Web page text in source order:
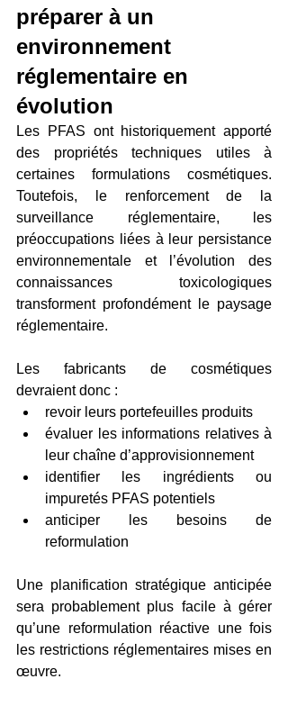
préparer à un
environnement
réglementaire en
évolution
Les PFAS ont historiquement apporté
des propriétés techniques utiles à
certaines formulations cosmétiques.
Toutefois, le renforcement de la
surveillance réglementaire, les
préoccupations liées à leur persistance
environnementale et l’évolution des
connaissances toxicologiques
transforment profondément le paysage
réglementaire.
Les fabricants de cosmétiques
devraient donc :
revoir leurs portefeuilles produits
évaluer les informations relatives à
leur chaîne d’approvisionnement
identifier les ingrédients ou
impuretés PFAS potentiels
anticiper les besoins de
reformulation
Une planification stratégique anticipée
sera probablement plus facile à gérer
qu’une reformulation réactive une fois
les restrictions réglementaires mises en
œuvre.